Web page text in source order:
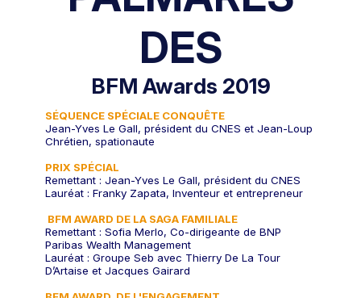
DES
BFM Awards 2019
SÉQUENCE SPÉCIALE CONQUÊTE
Jean-Yves Le Gall, président du CNES et Jean-Loup
Chrétien, spationaute
PRIX SPÉCIAL
Remettant : Jean-Yves Le Gall, président du CNES
Lauréat : Franky Zapata, Inventeur et entrepreneur
BFM AWARD DE LA SAGA FAMILIALE
Remettant : Sofia Merlo, Co-dirigeante de BNP
Paribas Wealth Management
Lauréat : Groupe Seb avec Thierry De La Tour
D’Artaise et Jacques Gairard